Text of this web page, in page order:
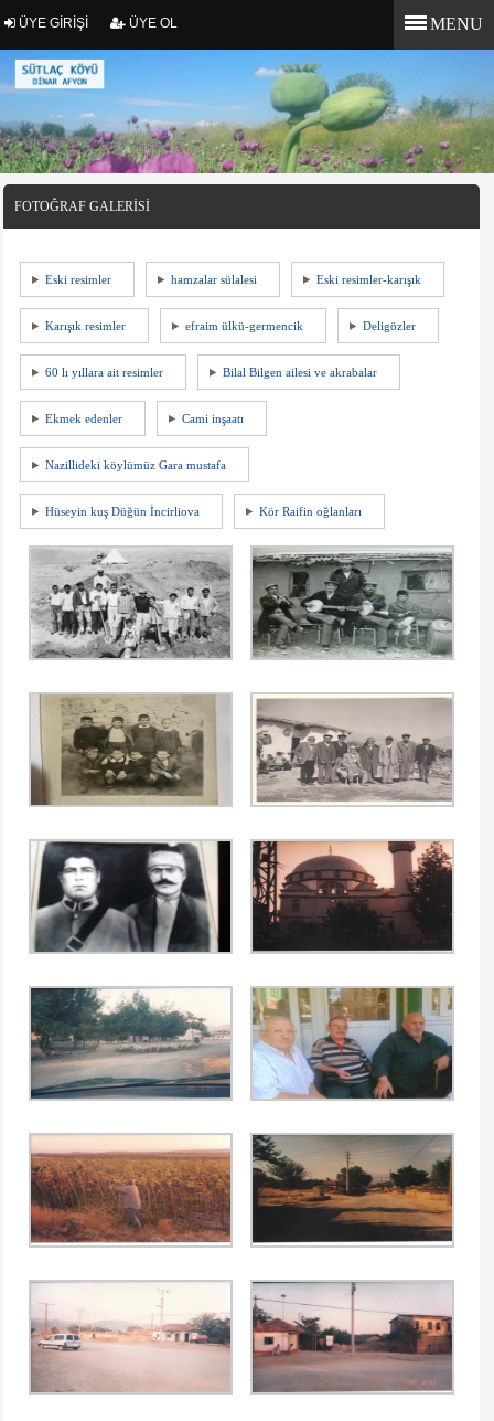
ÜYE GİRİŞİ ÜYE OL MENU
FOTOĞRAF GALERİSİ
Eski resimler hamzalar sülalesi Eski resimler-karışık
Karışık resimler efraim ülkü-germencik Deligözler
60 lı yıllara ait resimler Bilal Bilgen ailesi ve akrabalar
Ekmek edenler Cami inşaatı
Nazillideki köylümüz Gara mustafa
Hüseyin kuş Düğün İncirliova Kör Raifin oğlanları